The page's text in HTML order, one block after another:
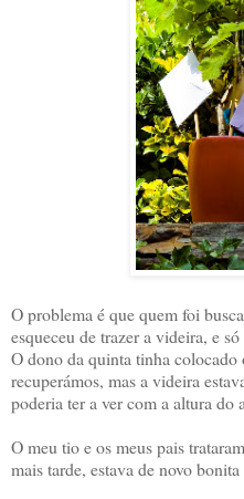
O problema é que quem foi
esqueceu de trazer a videira, e
O dono da quinta tinha
recuperámos, mas a videira
poderia ter a ver com a altura do
O meu tio e os meus pais
mais tarde, estava de novo